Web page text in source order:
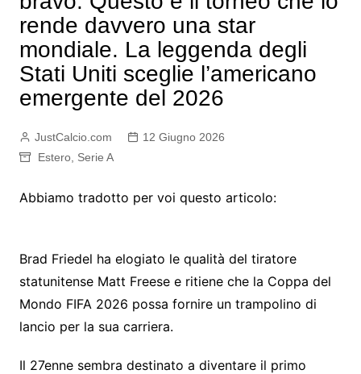
rende davvero una star
mondiale. La leggenda degli
Stati Uniti sceglie l’americano
emergente del 2026
JustCalcio.com
12 Giugno 2026
Estero, Serie A
Abbiamo tradotto per voi questo articolo:
Brad Friedel ha elogiato le qualità del tiratore
statunitense Matt Freese e ritiene che la Coppa del
Mondo FIFA 2026 possa fornire un trampolino di
lancio per la sua carriera.
Il 27enne sembra destinato a diventare il primo